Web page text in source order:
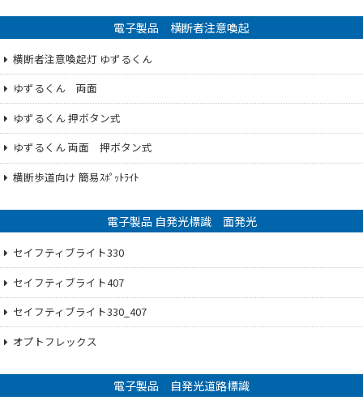
電子製品 横断者注意喚起
横断者注意喚起灯 ゆずるくん
ゆずるくん 両面
ゆずるくん 押ボタン式
ゆずるくん 両面 押ボタン式
横断歩道向け 簡易ｽﾎﾟｯﾄﾗｲﾄ
電子製品 自発光標識 面発光
セイフティブライト330
セイフティブライト407
セイフティブライト330_407
オプトフレックス
電子製品 自発光道路標識